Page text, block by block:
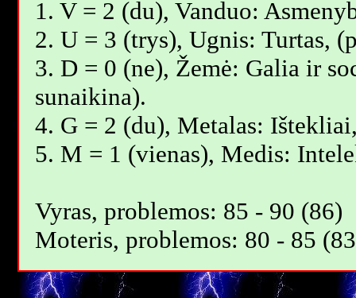
1. V = 2 (du), Vanduo:
2. U = 3 (trys), Ugnis: Turtas,
3. D = 0 (ne), Žemė: Galia ir
sunaikina).
4. G = 2 (du), Metalas:
5. M = 1 (vienas), Medis:
Vyras, problemos: 85 - 90 (86)
Moteris, problemos: 80 - 85